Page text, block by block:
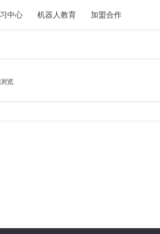
中心 机器人教育 加盟合作
览